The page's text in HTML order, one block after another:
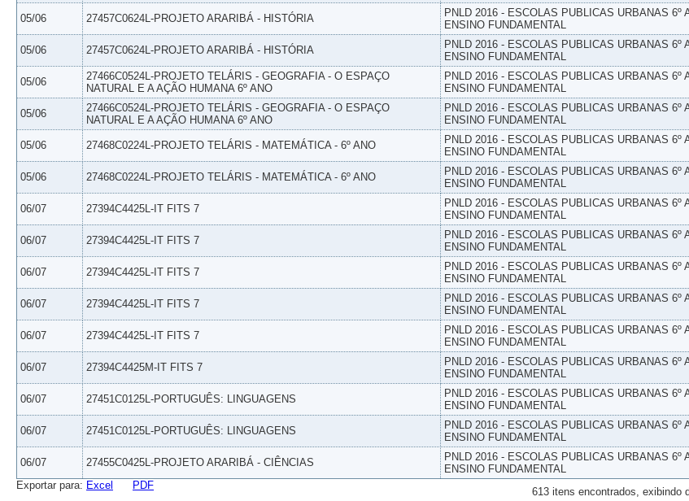
05/06 27457C0624L-PROJETO ARARIBÁ - HISTÓRIA
PNLD 2016 - ESCOLAS PUBLICAS URBANAS 6º
ENSINO FUNDAMENTAL
05/06 27457C0624L-PROJETO ARARIBÁ - HISTÓRIA
PNLD 2016 - ESCOLAS PUBLICAS URBANAS 6º
ENSINO FUNDAMENTAL
05/06
27466C0524L-PROJETO TELÁRIS - GEOGRAFIA - O ESPAÇO
NATURAL E A AÇÃO HUMANA 6º ANO
PNLD 2016 - ESCOLAS PUBLICAS URBANAS 6º
ENSINO FUNDAMENTAL
05/06
27466C0524L-PROJETO TELÁRIS - GEOGRAFIA - O ESPAÇO
NATURAL E A AÇÃO HUMANA 6º ANO
PNLD 2016 - ESCOLAS PUBLICAS URBANAS 6º
ENSINO FUNDAMENTAL
05/06 27468C0224L-PROJETO TELÁRIS - MATEMÁTICA - 6º ANO
PNLD 2016 - ESCOLAS PUBLICAS URBANAS 6º
ENSINO FUNDAMENTAL
05/06 27468C0224L-PROJETO TELÁRIS - MATEMÁTICA - 6º ANO
PNLD 2016 - ESCOLAS PUBLICAS URBANAS 6º
ENSINO FUNDAMENTAL
06/07 27394C4425L-IT FITS 7
PNLD 2016 - ESCOLAS PUBLICAS URBANAS 6º
ENSINO FUNDAMENTAL
06/07 27394C4425L-IT FITS 7
PNLD 2016 - ESCOLAS PUBLICAS URBANAS 6º
ENSINO FUNDAMENTAL
06/07 27394C4425L-IT FITS 7
PNLD 2016 - ESCOLAS PUBLICAS URBANAS 6º
ENSINO FUNDAMENTAL
06/07 27394C4425L-IT FITS 7
PNLD 2016 - ESCOLAS PUBLICAS URBANAS 6º
ENSINO FUNDAMENTAL
06/07 27394C4425L-IT FITS 7
PNLD 2016 - ESCOLAS PUBLICAS URBANAS 6º
ENSINO FUNDAMENTAL
06/07 27394C4425M-IT FITS 7
PNLD 2016 - ESCOLAS PUBLICAS URBANAS 6º
ENSINO FUNDAMENTAL
06/07 27451C0125L-PORTUGUÊS: LINGUAGENS
PNLD 2016 - ESCOLAS PUBLICAS URBANAS 6º
ENSINO FUNDAMENTAL
06/07 27451C0125L-PORTUGUÊS: LINGUAGENS
PNLD 2016 - ESCOLAS PUBLICAS URBANAS 6º
ENSINO FUNDAMENTAL
06/07 27455C0425L-PROJETO ARARIBÁ - CIÊNCIAS
PNLD 2016 - ESCOLAS PUBLICAS URBANAS 6º
ENSINO FUNDAMENTAL
613 itens encontrados, exibindo
Exportar para: Excel PDF